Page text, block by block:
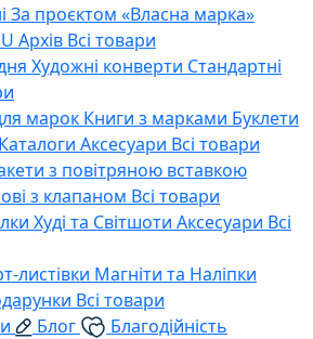
За проєктом «Власна марка»
Архів Всі товари
Художні конверти Стандартні
марок Книги з марками Буклети
Каталоги Аксесуари Всі товари
з повітряною вставкою
з клапаном Всі товари
Худі та Світшоти Аксесуари Всі
листівки Магніти та Наліпки
Всі товари
Блог
Благодійність